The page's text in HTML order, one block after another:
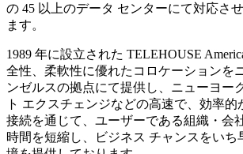
の 45 以上のデータ センターにて対応さ
ます。
1989 年に設立された TELEHOUSE
全性、柔軟性に優れたコロケーションを
ンゼルスの拠点にて提供し、ニューヨー
ト エクスチェンジなどの高速で、効率的
接続を通じて、ユーザーである組織・会
時間を短縮し、ビジネス チャンスをいち